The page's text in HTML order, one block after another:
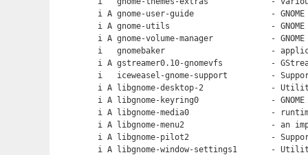
i A gnome-user-guide                - GNOME
i A gnome-utils                     - GNOME
i A gnome-volume-manager            - GNOME
i   gnomebaker                      -
i A gstreamer0.10-gnomevfs          -
i   iceweasel-gnome-support         -
i A libgnome-desktop-2              -
i A libgnome-keyring0               -
i A libgnome-media0                 -
i A libgnome-menu2                  - an
i A libgnome-pilot2                 -
i A libgnome-window-settings1       -